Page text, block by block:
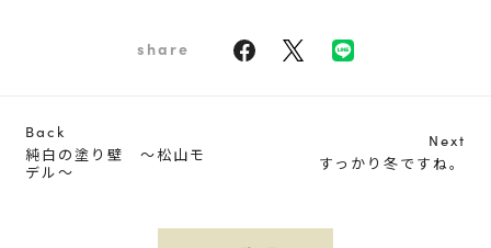
share
Back
純白の塗り壁 ～松山モ
デル～
Next
すっかり冬ですね。